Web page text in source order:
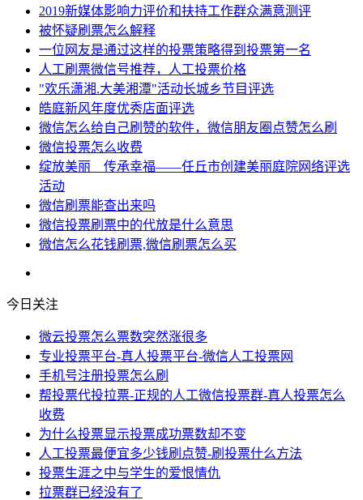
2019新媒体影响力评价和扶持工作群众满意测评
被怀疑刷票怎么解释
一位网友是通过这样的投票策略得到投票第一名
人工刷票微信号推荐，人工投票价格
"欢乐潇湘.大美湘潭"活动长城乡节目评选
皓庭新风年度优秀店面评选
微信怎么给自己刷赞的软件，微信朋友圈点赞怎么刷
微信投票怎么收费
绽放美丽 传承幸福——任丘市创建美丽庭院网络评选
活动
微信刷票能查出来吗
微信投票刷票中的代放是什么意思
微信怎么花钱刷票,微信刷票怎么买
今日关注
微云投票怎么票数突然涨很多
专业投票平台-真人投票平台-微信人工投票网
手机号注册投票怎么刷
帮投票代投拉票-正规的人工微信投票群-真人投票怎么
收费
为什么投票显示投票成功票数却不变
人工投票最便宜多少钱刷点赞-刷投票什么方法
投票生涯之中与学生的爱恨情仇
拉票群已经没有了